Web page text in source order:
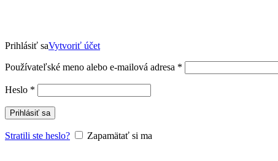
Prihlásiť saVytvoriť účet
Používateľské meno alebo e-mailová adresa *
Heslo *
Prihlásiť sa
Stratili ste heslo? Zapamätať si ma